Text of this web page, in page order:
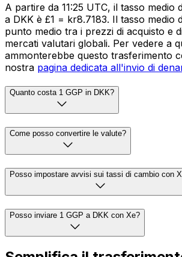
A partire da 11:25 UTC, il tasso medio
a DKK è £1 = kr8.7183. Il tasso medio
punto medio tra i prezzi di acquisto e
mercati valutari globali. Per vedere a
ammonterebbe questo trasferimento
nostra pagina dedicata all'invio di
Quanto costa 1 GGP in DKK?
Come posso convertire le valute?
Posso impostare avvisi sui tassi di cambio con
Posso inviare 1 GGP a DKK con Xe?